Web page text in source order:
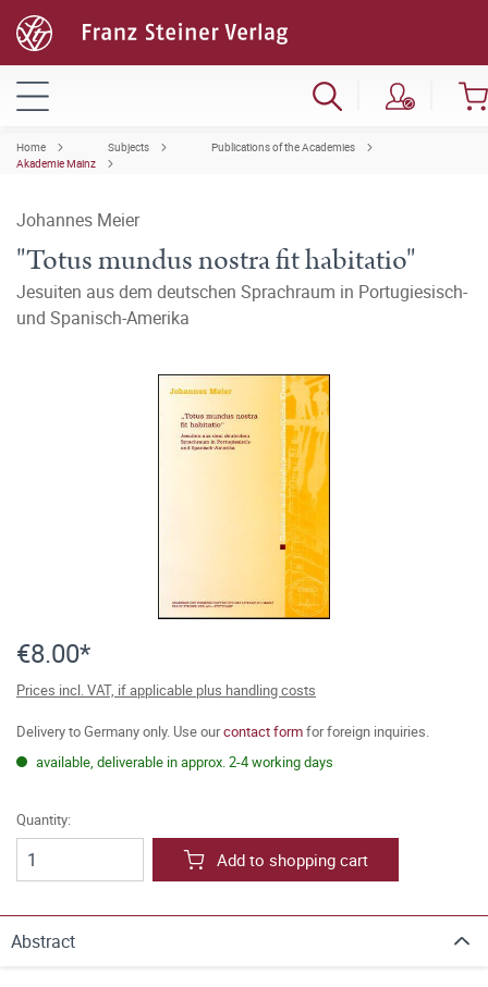
Home Subjects
Publications of the Academies
Akademie Mainz
Johannes Meier
"Totus mundus nostra fit habitatio"
Jesuiten aus dem deutschen Sprachraum in Portugiesisch-
und Spanisch-Amerika
€8.00*
Prices incl. VAT, if applicable plus handling costs
Delivery to Germany only. Use ourcontact formfor foreign inquiries.
available, deliverable in approx. 2-4 working days
Quantity:
Add to shopping cart
Abstract